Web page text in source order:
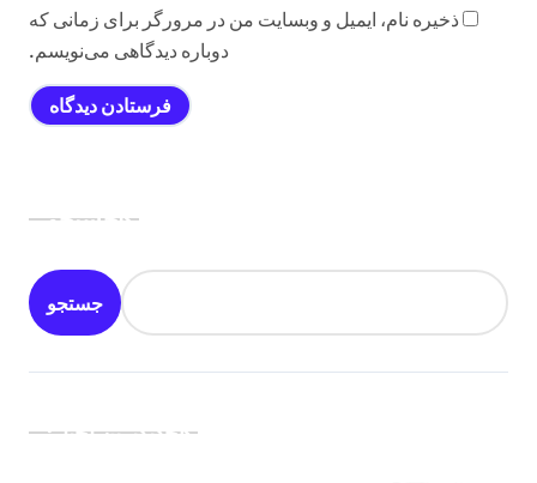
ذخیره نام، ایمیل و وبسایت من در مرورگر برای زمانی که
دوباره دیدگاهی می‌نویسم.
جستجو
جستجو
جدیدترین اخبار: